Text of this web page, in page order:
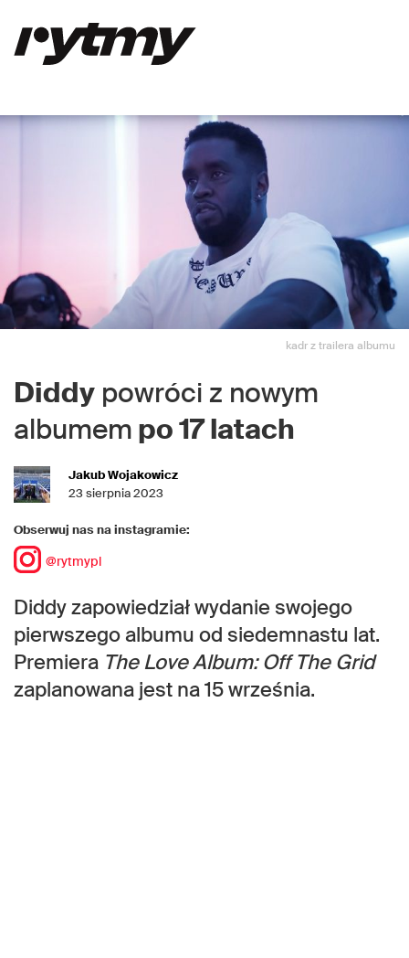
kadr z trailera albumu
Diddy powróci z nowym
albumem po 17 latach
Jakub Wojakowicz
23 sierpnia 2023
Obserwuj nas na instagramie:
@rytmypl
Diddy zapowiedział wydanie swojego
pierwszego albumu od siedemnastu lat.
Premiera The Love Album: Off The Grid
zaplanowana jest na 15 września.